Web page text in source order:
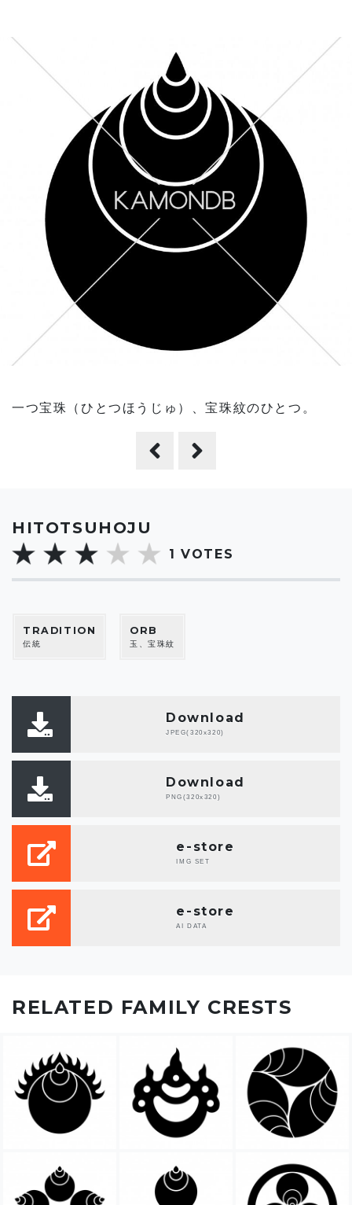
HITOTSUHOJU
1 VOTES
TRADITION
伝統
ORB
玉、宝珠紋
Download
JPEG(320x320)
Download
PNG(320x320)
e-store
IMG SET
e-store
AI DATA
一つ宝珠（ひとつほうじゅ）、宝珠紋のひとつ。
RELATED FAMILY CRESTS